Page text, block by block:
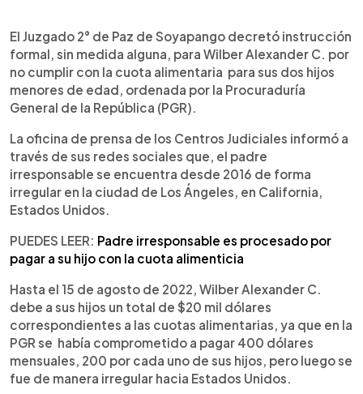
Escuchar artículo
El Juzgado 2° de Paz de Soyapango decretó instrucción
formal, sin medida alguna, para Wilber Alexander C. por
no cumplir con la cuota alimentaria para sus dos hijos
menores de edad, ordenada por la Procuraduría
General de la República (PGR).
La oficina de prensa de los Centros Judiciales informó a
través de sus redes sociales que, el padre
irresponsable se encuentra desde 2016 de forma
irregular en la ciudad de Los Ángeles, en California,
Estados Unidos.
PUEDES LEER: Padre irresponsable es procesado por
pagar a su hijo con la cuota alimenticia
Hasta el 15 de agosto de 2022, Wilber Alexander C.
debe a sus hijos un total de $20 mil dólares
correspondientes a las cuotas alimentarias, ya que en la
PGR se había comprometido a pagar 400 dólares
mensuales, 200 por cada uno de sus hijos, pero luego se
fue de manera irregular hacia Estados Unidos.